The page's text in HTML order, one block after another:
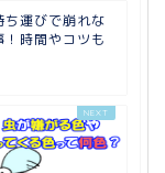
ち運びで崩れな
時間やコツも